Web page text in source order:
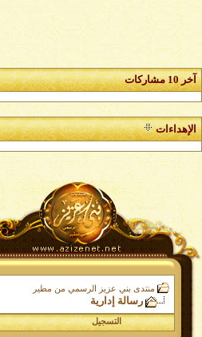
آخر 10 مشاركات
الإهداءات
منتدى بني عزيز الرسمي من مطير
رسالة إدارية
التسجيل